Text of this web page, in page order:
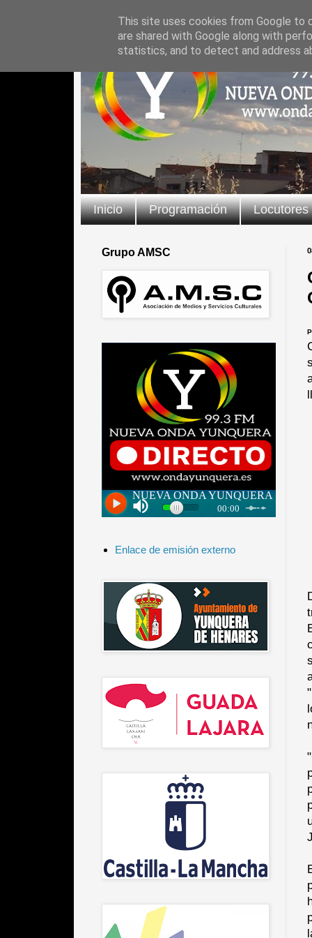
Inicio Programación Locutores
Grupo AMSC
Enlace de emisión externo
This site uses cookies from Google to
are shared with Google along with
statistics, and to detect and address